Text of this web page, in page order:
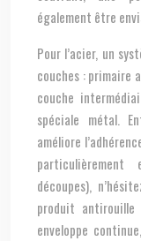
également être
Pour l’acier, un
couches : primaire
couche
spéciale métal.
améliore
particulièrement
découpes),
produit
enveloppe